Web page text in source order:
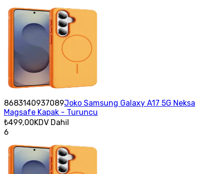
8683140937089Joko Samsung Galaxy A17 5G Neksa
Magsafe Kapak - Turuncu
₺499,00KDV Dahil
6